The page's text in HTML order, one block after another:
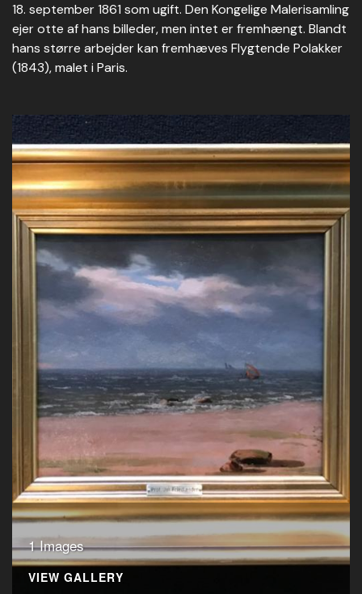
18. september 1861 som ugift. Den Kongelige Malerisamling
ejer otte af hans billeder, men intet er fremhængt. Blandt
hans større arbejder kan fremhæves Flygtende Polakker
(1843), malet i Paris.
1 Images
VIEW GALLERY